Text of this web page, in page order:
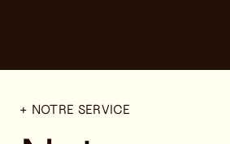
+ NOTRE SERVICE